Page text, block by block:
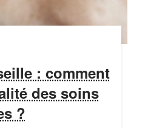
: comment
des soins
?